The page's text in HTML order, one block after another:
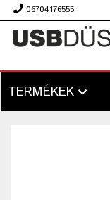
06704176555
TERMÉKEK